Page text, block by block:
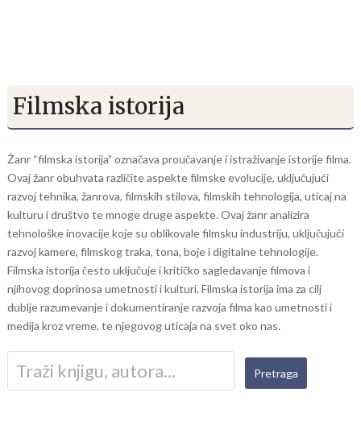
Filmska istorija
Žanr “filmska istorija” označava proučavanje i istraživanje istorije filma.
Ovaj žanr obuhvata različite aspekte filmske evolucije, uključujući
razvoj tehnika, žanrova, filmskih stilova, filmskih tehnologija, uticaj na
kulturu i društvo te mnoge druge aspekte. Ovaj žanr analizira
tehnološke inovacije koje su oblikovale filmsku industriju, uključujući
razvoj kamere, filmskog traka, tona, boje i digitalne tehnologije.
Filmska istorija često uključuje i kritičko sagledavanje filmova i
njihovog doprinosa umetnosti i kulturi. Filmska istorija ima za cilj
dublje razumevanje i dokumentiranje razvoja filma kao umetnosti i
medija kroz vreme, te njegovog uticaja na svet oko nas.